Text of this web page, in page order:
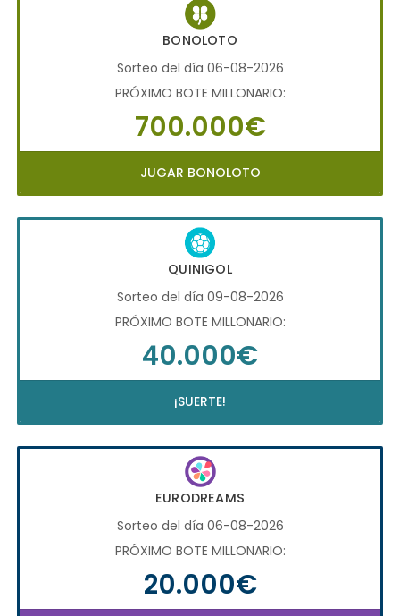
BONOLOTO
Sorteo del día 06-08-2026
PRÓXIMO BOTE MILLONARIO:
700.000€
JUGAR BONOLOTO
QUINIGOL
Sorteo del día 09-08-2026
PRÓXIMO BOTE MILLONARIO:
40.000€
¡SUERTE!
EURODREAMS
Sorteo del día 06-08-2026
PRÓXIMO BOTE MILLONARIO:
20.000€